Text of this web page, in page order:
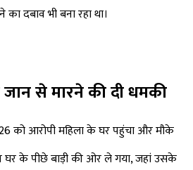
दबाव भी बना रहा था।
से मारने की दी धमकी
को आरोपी महिला के घर पहुंचा और मौके
के पीछे बाड़ी की ओर ले गया, जहां उसके